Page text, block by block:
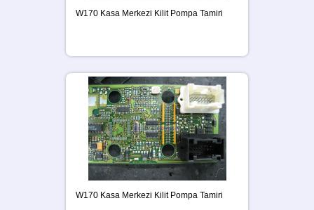
W170 Kasa Merkezi Kilit Pompa Tamiri
W170 Kasa Merkezi Kilit Pompa Tamiri